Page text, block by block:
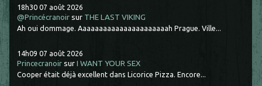
18h30 07 août 2026
@Princécranoir sur THE LAST VIKING
Ah oui dommage. Aaaaaaaaaaaaaaaaaaaaaah Prague. Ville...
14h09 07 août 2026
Princecranoir surI WANT YOUR SEX
Cooper était déjà excellent dans Licorice Pizza. Encore...